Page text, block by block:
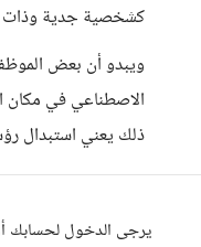
كشخصية جدية
ويبدو أن بعض
الاصطناعي في مكان
ذلك يعني استبدال
يرجى الدخول لحسابك